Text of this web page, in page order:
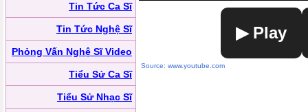
Tin Tức Ca Sĩ
Tin Tức Nghệ Sĩ
Phỏng Vấn Nghệ Sĩ Video
Tiểu Sử Ca Sĩ
Tiểu Sử Nhạc Sĩ
▶ Play
Source: www.youtube.com